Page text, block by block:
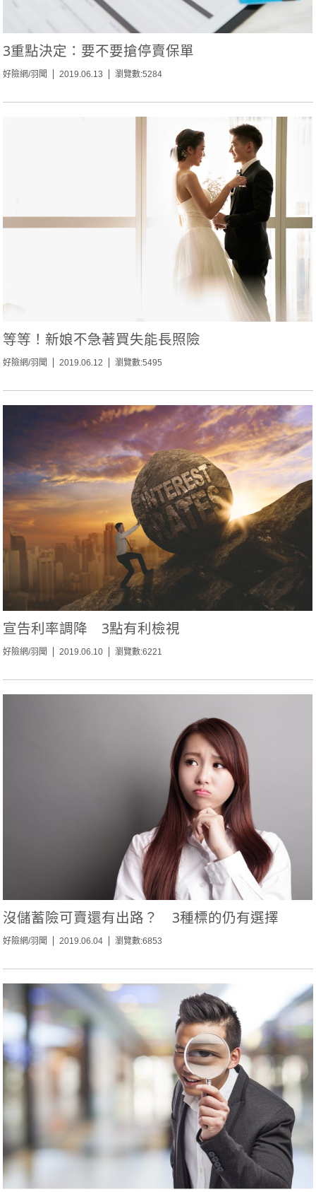
3重點決定：要不要搶停賣保單
好險網/羽聞 2019.06.13 瀏覽數:5284
等等！新娘不急著買失能長照險
好險網/羽聞 2019.06.12 瀏覽數:5495
宣告利率調降 3點有利檢視
好險網/羽聞 2019.06.10 瀏覽數:6221
沒儲蓄險可賣還有出路？ 3種標的仍有選擇
好險網/羽聞 2019.06.04 瀏覽數:6853